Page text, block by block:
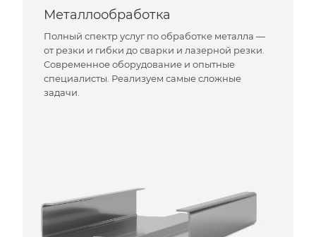
Металлообработка
Полный спектр услуг по обработке металла —
от резки и гибки до сварки и лазерной резки.
Современное оборудование и опытные
специалисты. Реализуем самые сложные
задачи.